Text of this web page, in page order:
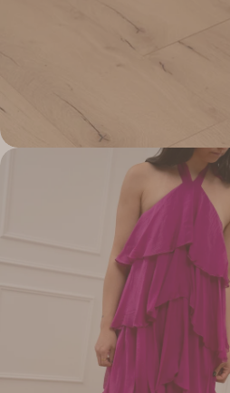
supporto 4 in modalità modale